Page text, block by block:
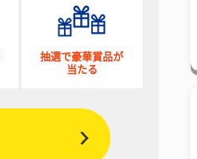
抽選で豪華賞品が
当たる